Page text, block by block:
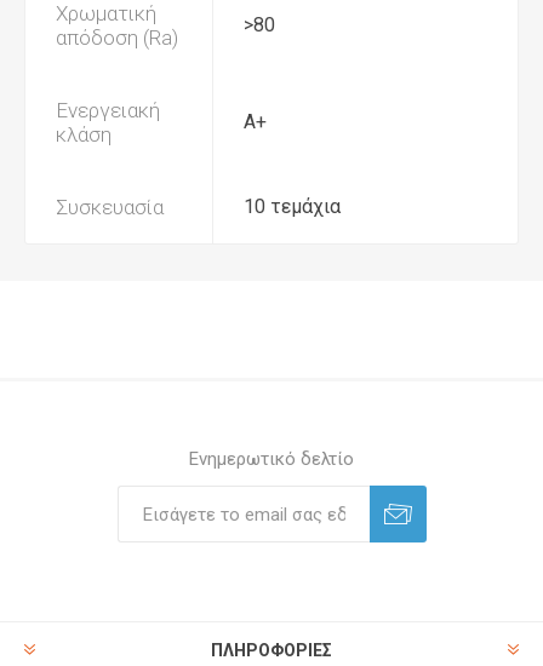
Χρωματική
απόδοση (Ra)
>80
Ενεργειακή
κλάση
Α+
Συσκευασία 10 τεμάχια
Ενημερωτικό δελτίο
ΠΛΗΡΟΦΟΡΊΕΣ